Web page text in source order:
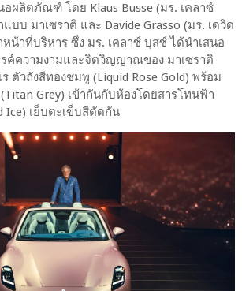
อผลิตภัณฑ์ โดย Klaus Busse (มร. เคลาซ์
บบ มาเซราติ และ Davide Grasso (มร. เดวิด
หน้าที่บริหาร ซึ่ง มร. เคลาซ์ บุสซ์ ได้นำเสนอ
รค์ความงามและจิตวิญญาณของ มาเซราติ
ตัวถังสีทองชมพู (Liquid Rose Gold) พร้อม
Grey) เข้ากันกับห้องโดยสารโทนฟ้า
Ice) เย็บตะเข็บสีตัดกัน